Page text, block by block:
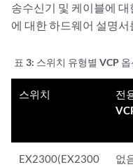
송수신기 및 케이블에
에 대한 하드웨어 설명
표 3: 스위치 유형별 VCP 옵
스위치
전
EX2300(EX2300
없